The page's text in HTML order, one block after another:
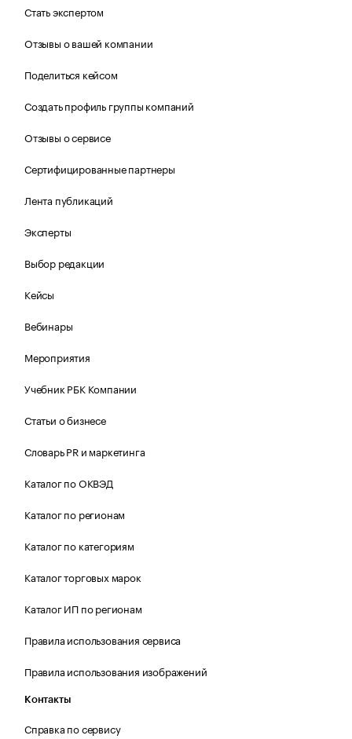
Стать экспертом
Отзывы о вашей компании
Поделиться кейсом
Создать профиль группы компаний
Отзывы о сервисе
Сертифицированные партнеры
Лента публикаций
Эксперты
Выбор редакции
Кейсы
Вебинары
Мероприятия
Учебник РБК Компании
Статьи о бизнесе
Словарь PR и маркетинга
Каталог по ОКВЭД
Каталог по регионам
Каталог по категориям
Каталог торговых марок
Каталог ИП по регионам
Правила использования сервиса
Правила использования изображений
Контакты
Справка по сервису